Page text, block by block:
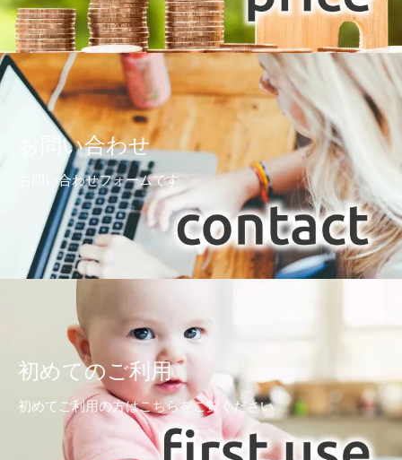
お問い合わせ
お問い合わせフォームです
初めてのご利用
初めてご利用の方はこちらをご覧ください